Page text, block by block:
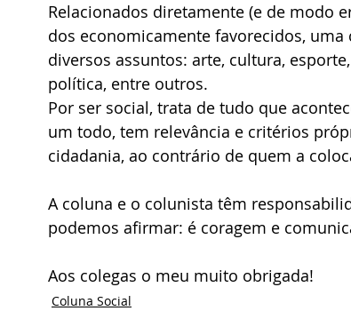
Relacionados diretamente (e de modo
dos economicamente favorecidos,
diversos assuntos: arte, cultura,
política, entre outros.
Por ser social, trata de tudo que
um todo, tem relevância e critérios
cidadania, ao contrário de quem a
A coluna e o colunista têm
podemos afirmar: é coragem e
Aos colegas o meu muito obrigada!
Coluna Social